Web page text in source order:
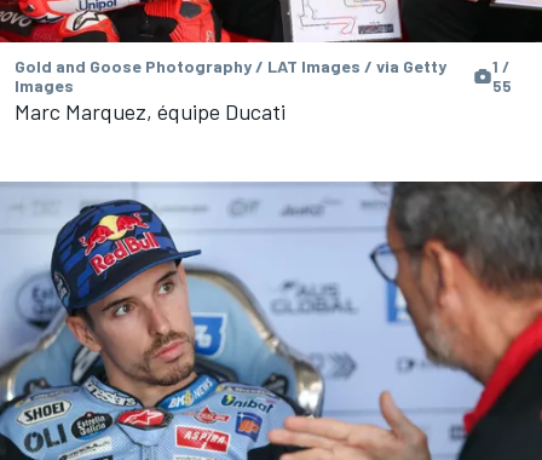
Gold and Goose Photography / LAT Images / via Getty
Images
1 /
55
Marc Marquez, équipe Ducati